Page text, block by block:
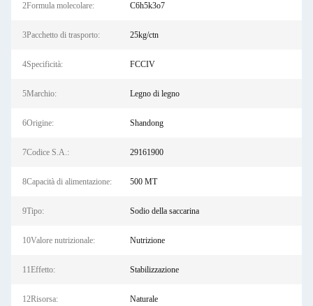
2Formula molecolare: C6h5k3o7
3Pacchetto di trasporto: 25kg/ctn
4Specificità: FCCIV
5Marchio: Legno di legno
6Origine: Shandong
7Codice S.A.: 29161900
8Capacità di alimentazione: 500 MT
9Tipo: Sodio della saccarina
10Valore nutrizionale: Nutrizione
11Effetto: Stabilizzazione
12Risorsa: Naturale